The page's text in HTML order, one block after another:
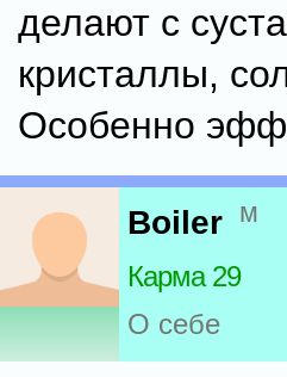
делают с
кристаллы,
Особенно
Boiler м
Карма 29
О себе